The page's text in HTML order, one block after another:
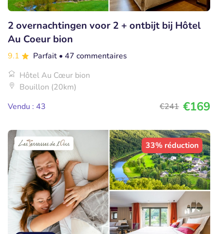
2 overnachtingen voor 2 + ontbijt bij Hôtel
Au Coeur bion
9.1 Parfait • 47 commentaires
Hôtel Au Cœur bion
Bouillon (20km)
Vendu : 43
€241 €169
33% réduction